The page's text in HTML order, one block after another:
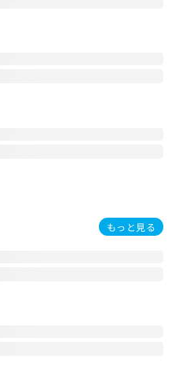
もっと見る